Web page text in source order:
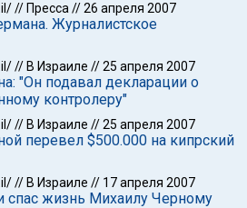
// Пресса //26 апреля 2007
Журналистское
// В Израиле //25 апреля 2007
"Он подавал декларации о
контролеру"
// В Израиле //25 апреля 2007
перевел $500.000 на кипрский
// В Израиле // 17 апреля 2007
спас жизнь Михаилу Черному